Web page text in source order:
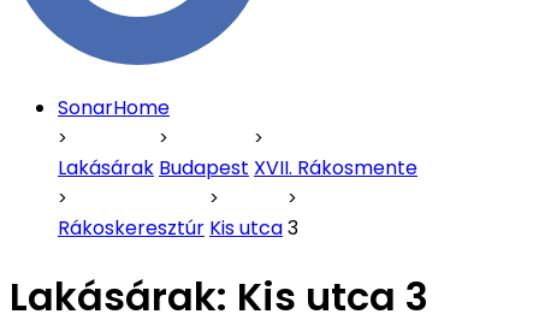
SonarHome
Lakásárak Budapest XVII. Rákosmente
Rákoskeresztúr Kis utca3
Lakásárak: Kis utca 3